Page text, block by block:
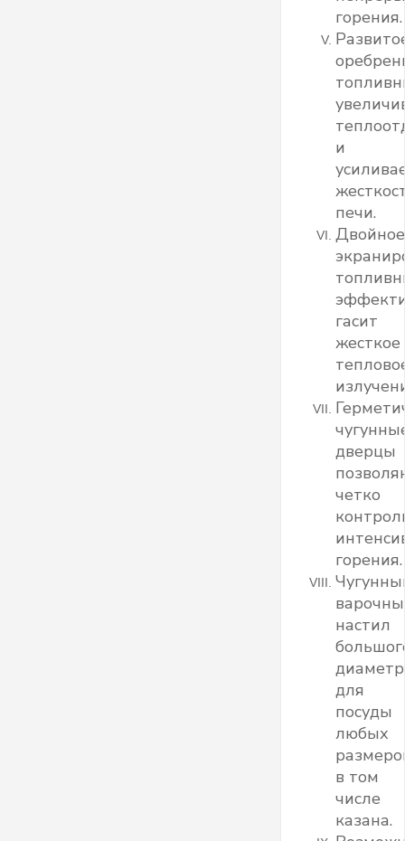
горения.
и
печи.
Двойное
гасит
жесткое
дверцы
четко
горения.
настил
для
посуды
любых
в том
числе
казана.